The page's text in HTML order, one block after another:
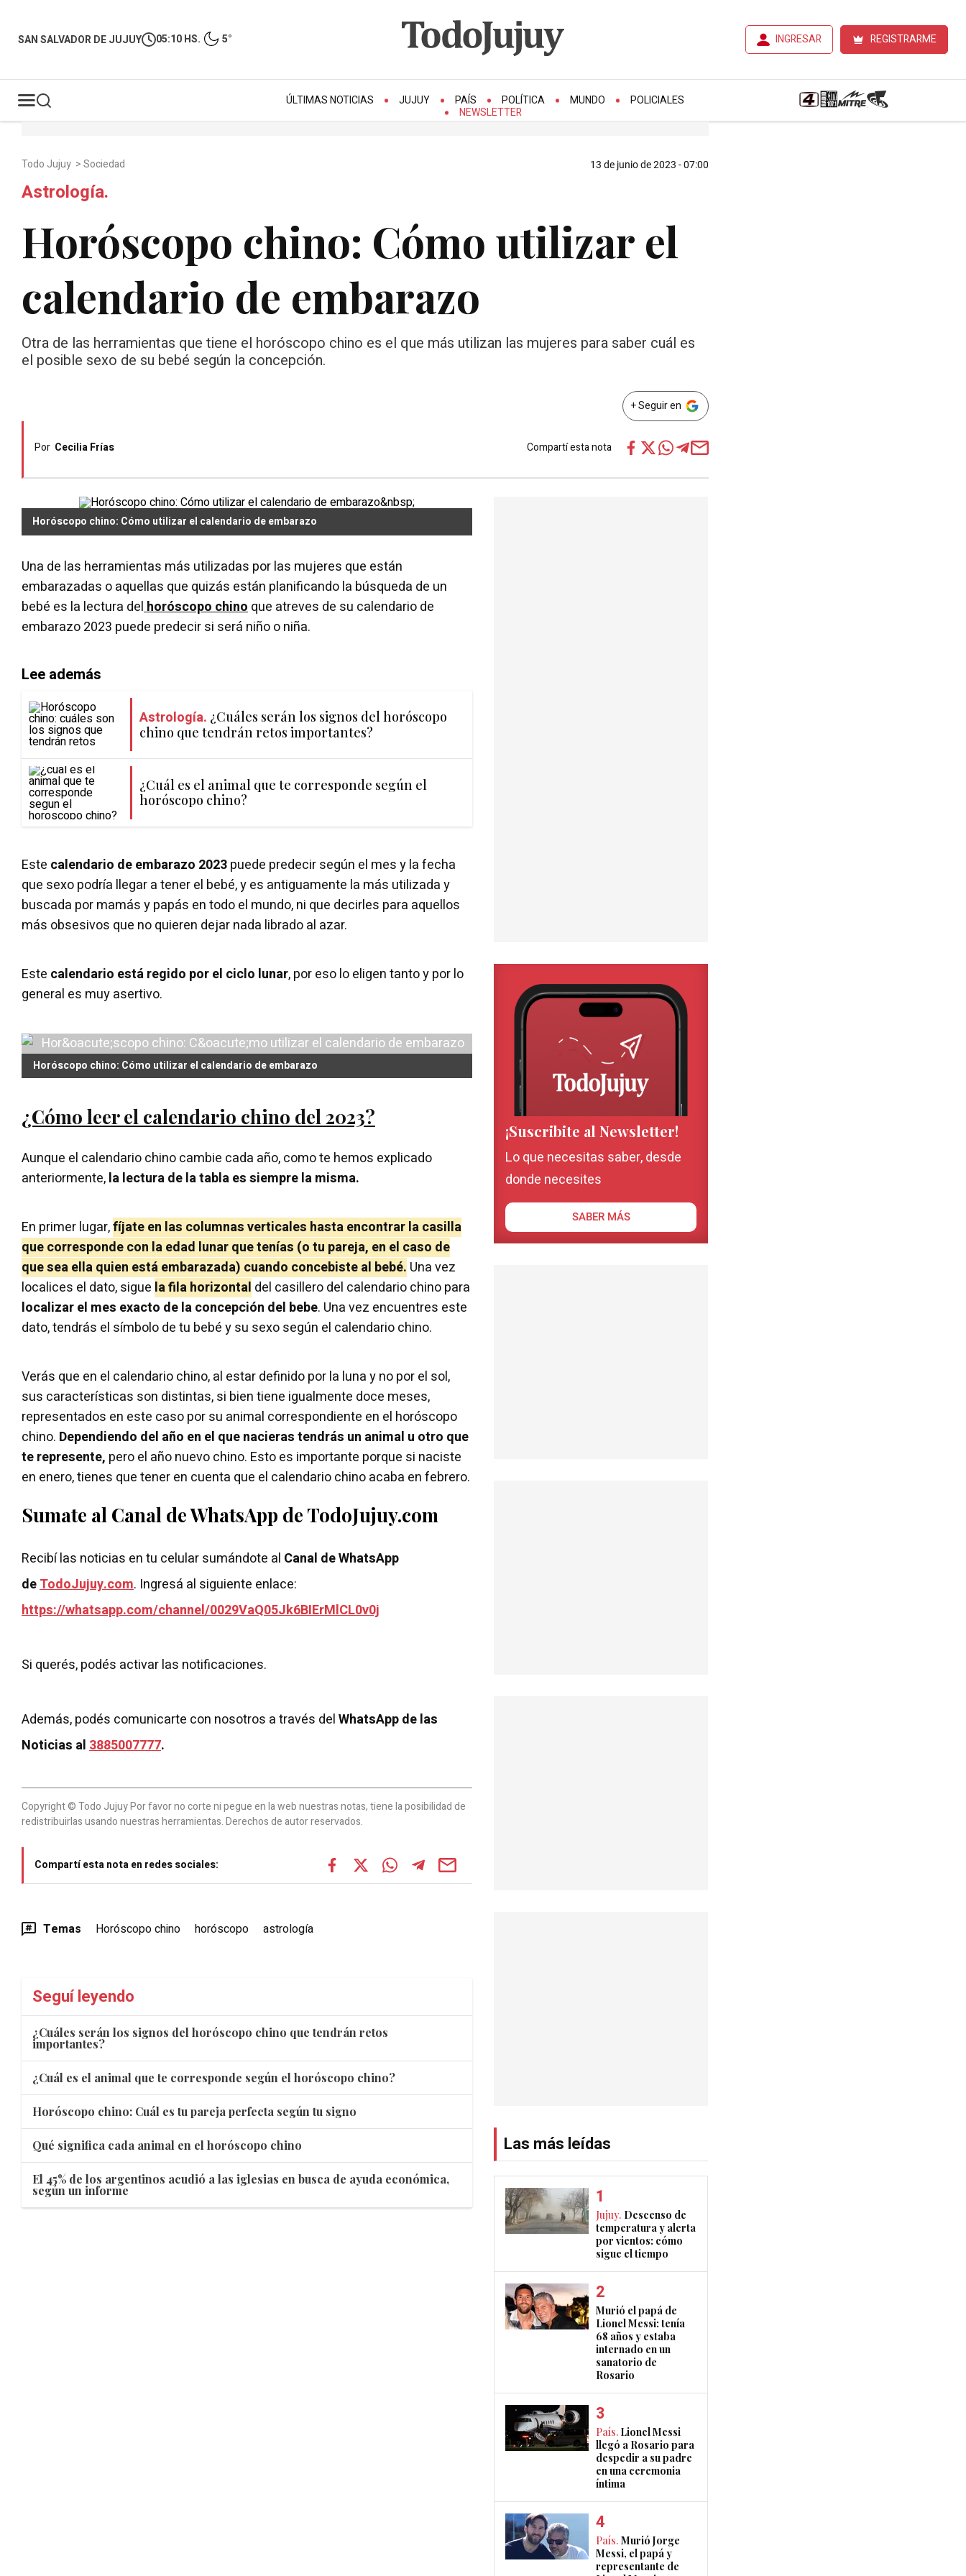
SAN SALVADOR DE JUJUY 05:10 HS. 5° INGRESAR REGISTRARME
ÚLTIMAS NOTICIAS JUJUY PAÍS POLÍTICA MUNDO
POLICIALES
NEWSLETTER
Todo Jujuy >Sociedad 13 de junio de 2023 - 07:00
Astrología.
Horóscopo chino: Cómo utilizar el
calendario de embarazo
Otra de las herramientas que tiene el horóscopo chino es el que más utilizan las mujeres para saber cuál es
el posible sexo de su bebé según la concepción.
+ Seguir en
Por Cecilia Frías Compartí esta nota
Horóscopo chino: Cómo utilizar el calendario de embarazo
Una de las herramientas más utilizadas por las mujeres que están
embarazadas o aquellas que quizás están planificando la búsqueda de un
bebé es la lectura delhoróscopo chinoque atreves de su calendario de
embarazo 2023 puede predecir si será niño o niña.
Lee además
Astrología. ¿Cuáles serán los signos del horóscopo
chino que tendrán retos importantes?
¿Cuál es el animal que te corresponde según el
horóscopo chino?
Este calendario de embarazo 2023puede predecir según el mes y la fecha
que sexo podría llegar a tener el bebé, y es antiguamente la más utilizada y
buscada por mamás y papás en todo el mundo, ni que decirles para aquellos
más obsesivos que no quieren dejar nada librado al azar.
Este calendario está regido por el ciclo lunar, por eso lo eligen tanto y por lo
general es muy asertivo.
Horóscopo chino: Cómo utilizar el calendario de embarazo
¿Cómo leer el calendario chino del 2023?
Aunque el calendario chino cambie cada año, como te hemos explicado
anteriormente,la lectura de la tabla es siempre la misma.
En primer lugar,fíjate en las columnas verticales hasta encontrar la casilla
que corresponde con la edad lunar que tenías (o tu pareja, en el caso de
que sea ella quien está embarazada) cuando concebiste al bebé. Una vez
localices el dato, sigue la fila horizontal del casillero del calendario chino para
localizar el mes exacto de la concepción del bebe. Una vez encuentres este
dato, tendrás el símbolo de tu bebé y su sexo según el calendario chino.
Verás que en el calendario chino, al estar definido por la luna y no por el sol,
sus características son distintas, si bien tiene igualmente doce meses,
representados en este caso por su animal correspondiente en el horóscopo
chino. Dependiendo del año en el que nacieras tendrás un animal u otro que
te represente, pero el año nuevo chino. Esto es importante porque si naciste
en enero, tienes que tener en cuenta que el calendario chino acaba en febrero.
Sumate al Canal de WhatsApp de TodoJujuy.com
Recibí las noticias en tu celular sumándote al Canal de WhatsApp
deTodoJujuy.com. Ingresá al siguiente enlace:
https://whatsapp.com/channel/0029VaQ05Jk6BIErMlCL0v0j
Si querés, podés activar las notificaciones.
Además, podés comunicarte con nosotros a través delWhatsApp de las
Noticias al3885007777.
Copyright © Todo Jujuy Por favor no corte ni pegue en la web nuestras notas, tiene la posibilidad de
redistribuirlas usando nuestras herramientas. Derechos de autor reservados.
Compartí esta nota en redes sociales:
Temas Horóscopo chino horóscopo astrología
Seguí leyendo
¿Cuáles serán los signos del horóscopo chino que tendrán retos
importantes?
¿Cuál es el animal que te corresponde según el horóscopo chino?
Horóscopo chino: Cuál es tu pareja perfecta según tu signo
Qué significa cada animal en el horóscopo chino
El 45% de los argentinos acudió a las iglesias en busca de ayuda económica,
según un informe
¡Suscribite al Newsletter!
Lo que necesitas saber, desde
donde necesites
SABER MÁS
Las más leídas
Jujuy. Descenso de
temperatura y alerta
por vientos: cómo
sigue el tiempo
Murió el papá de
Lionel Messi: tenía
68 años y estaba
internado en un
sanatorio de
Rosario
País. Lionel Messi
llegó a Rosario para
despedir a su padre
en una ceremonia
íntima
País. Murió Jorge
Messi, el papá y
representante de